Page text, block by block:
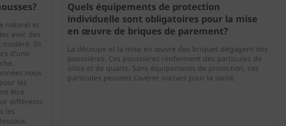
naturel et
avec des
modéré. Ils
d'une
nous
les
être
différents
les
Quels équipements de protection
individuelle sont obligatoires pour la mise
en œuvre de briques de parement?
La découpe et la mise en œuvre des briques dégagent des
poussières. Ces poussières renferment des particules de
silice et de quartz. Sans équipements de protection, ces
particules peuvent s’avérer nocives pour la santé.